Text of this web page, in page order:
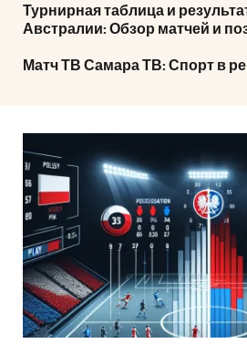
Турнирная таблица и
Австралии: Обзор матчей и
Матч ТВ Самара ТВ: Спорт в